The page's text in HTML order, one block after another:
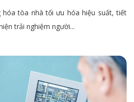
hóa tòa nhà tối ưu hóa hiệu suất, tiết
trải nghiệm người...